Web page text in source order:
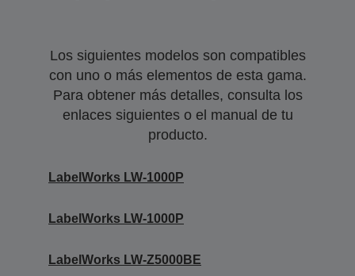
Los siguientes modelos son compatibles
con uno o más elementos de esta gama.
Para obtener más detalles, consulta los
enlaces siguientes o el manual de tu
producto.
LabelWorks LW-1000P
LabelWorks LW-1000P
LabelWorks LW-Z5000BE